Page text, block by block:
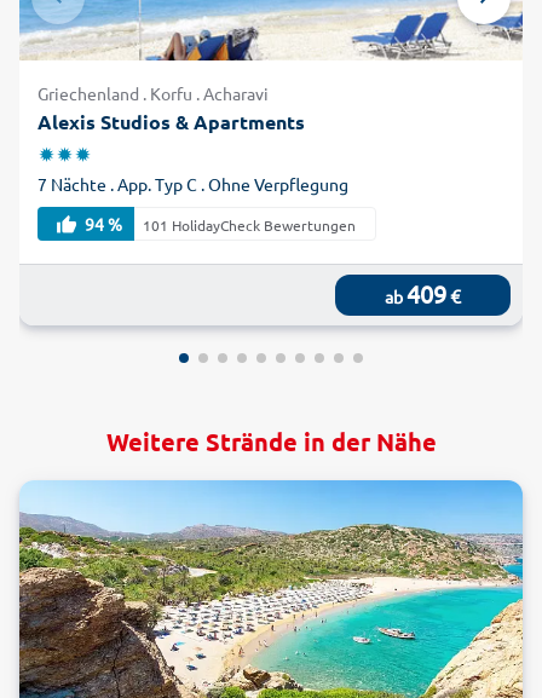
Griechenland . Korfu . Acharavi
Alexis Studios & Apartments
7 Nächte . App. Typ C . Ohne Verpflegung
94 %
101 HolidayCheck Bewertungen
ab409€
Weitere Strände in der Nähe